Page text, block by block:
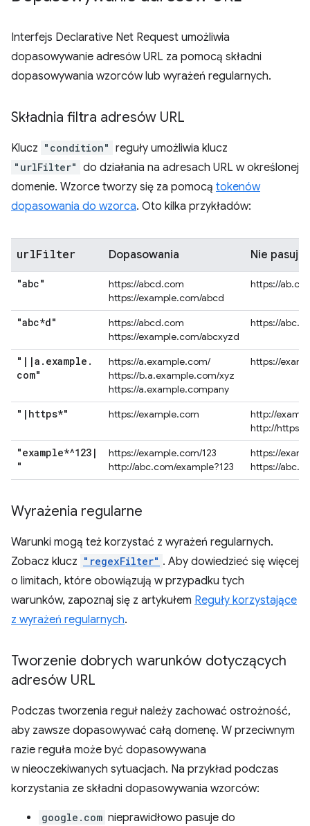
Interfejs Declarative Net Request umożliwia
dopasowywanie adresów URL za pomocą składni
dopasowywania wzorców lub wyrażeń regularnych.
Składnia filtra adresów URL
Klucz "condition" reguły umożliwia klucz
"urlFilter" do działania na adresach URL w określonej
domenie. Wzorce tworzy się za pomocą tokenów
dopasowania do wzorca. Oto kilka przykładów:
urlFilter Dopasowania Nie pasuje
"abc"
https://abcd.com
https://example.com/abcd
https://
"abc*d"
https://abcd.com
https://example.com/abcxyzd
https://
" | |a . example .
com"
https://a.example.com/
https://b.a.example.com/xyz
https://a.example.company
https://
" | https*" https://example.com
http://
http://
"example*^123 |
"
https://example.com/123
http://abc.com/example?123
https://
https://
Wyrażenia regularne
Warunki mogą też korzystać z wyrażeń regularnych.
Zobacz klucz "regexFilter" . Aby dowiedzieć się więcej
o limitach, które obowiązują w przypadku tych
warunków, zapoznaj się z artykułem Reguły korzystające
z wyrażeń regularnych.
Tworzenie dobrych warunków dotyczących
adresów URL
Podczas tworzenia reguł należy zachować ostrożność,
aby zawsze dopasowywać całą domenę. W przeciwnym
razie reguła może być dopasowywana
w nieoczekiwanych sytuacjach. Na przykład podczas
korzystania ze składni dopasowywania wzorców:
google.com nieprawidłowo pasuje do